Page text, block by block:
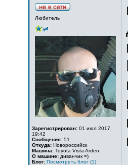
Любитель
Зарегистрирован: 01 июл 2017,
19:42
Сообщения: 51
Откуда: Новороссийск
Машина: Toyota Vista Ardeo
О машине: диванчик =)
Блог: Посмотреть блог (1)